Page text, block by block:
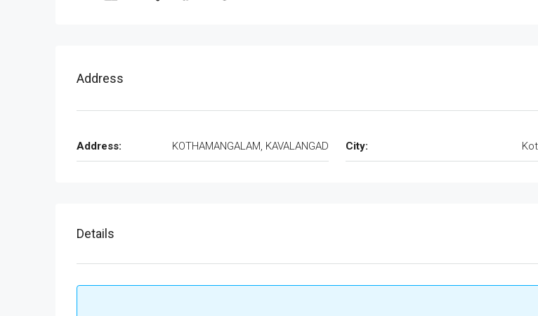
Address
Address: KOTHAMANGALAM, KAVALANGAD City:
Details